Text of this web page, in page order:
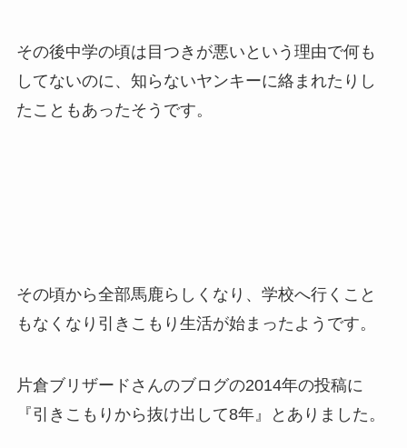
その後中学の頃は目つきが悪いという理由で何も
してないのに、知らないヤンキーに絡まれたりし
たこともあったそうです。
その頃から全部馬鹿らしくなり、学校へ行くこと
もなくなり引きこもり生活が始まったようです。
片倉ブリザードさんのブログの2014年の投稿に
『引きこもりから抜け出して8年』とありました。